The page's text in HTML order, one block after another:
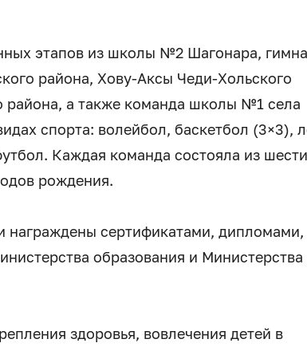
этапов из школы №2 Шагонара,
района, Хову-Аксы Чеди-Хольского
района, а также команда школы №1 села
спорта: волейбол, баскетбол (3×3),
Каждая команда состояла из шести
рождения.
награждены сертификатами, дипломами,
образования и Министерства
здоровья, вовлечения детей в